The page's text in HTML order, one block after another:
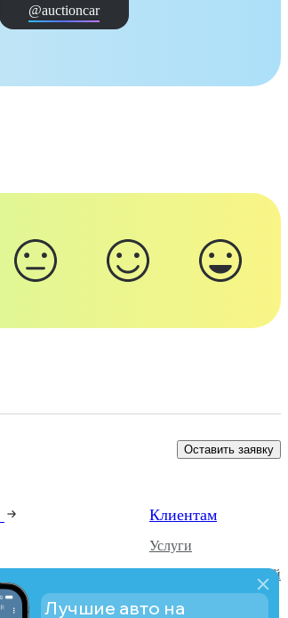
@auctioncar
Оставить заявку
Клиентам
Услуги
Каталог автомобилей
О компании
Лучшие авто на